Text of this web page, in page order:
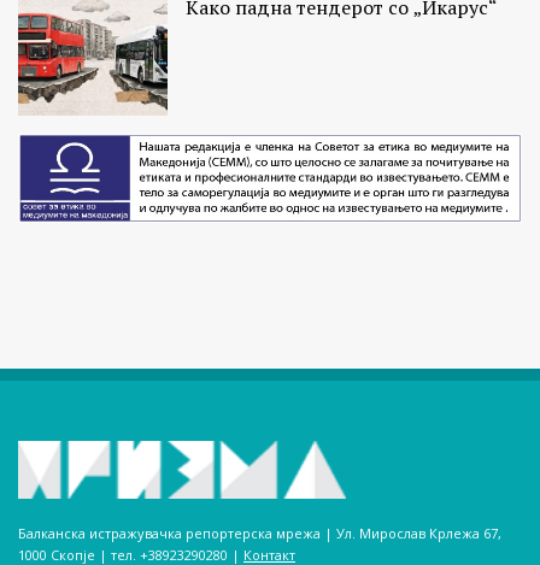
Како падна тендерот со „Икарус“
Балканска истражувачка репортерска мрежа | Ул. Мирослав Крлежа 67,
1000 Скопје | тел. +38923290280­ | Контакт